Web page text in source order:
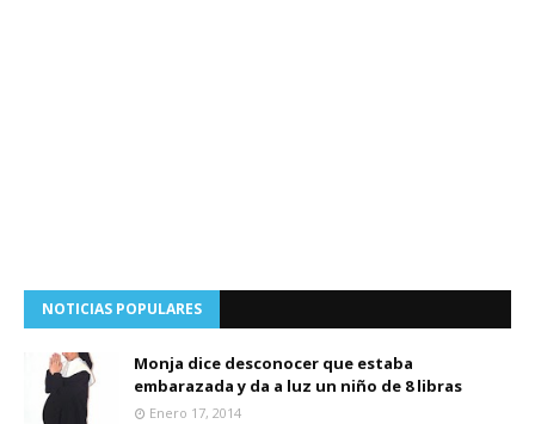
NOTICIAS POPULARES
Monja dice desconocer que estaba
embarazada y da a luz un niño de 8 libras
Enero 17, 2014